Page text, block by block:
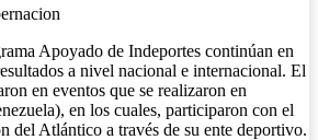
Apoyado de Indeportes continúan en
a nivel nacional e internacional. El
en eventos que se realizaron en
en los cuales, participaron con el
del Atlántico a través de su ente deportivo.